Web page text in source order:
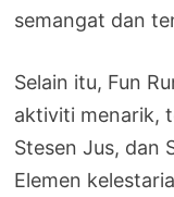
semangat dan
Selain itu, Fun
aktiviti menarik,
Stesen Jus, dan
Elemen